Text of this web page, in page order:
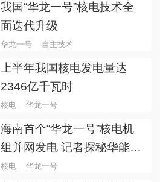
我国“华龙一号”核电技术全
面迭代升级
华龙一号 自主技术
上半年我国核电发电量达
2346亿千瓦时
核电 华龙一号
海南首个“华龙一号”核电机
组并网发电 记者探秘华能昌
江核电3号机组的安全密码
核电 华龙一号